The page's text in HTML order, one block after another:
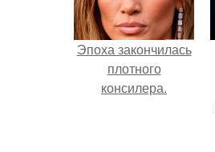
Эпоха закончилась
плотного
консилера.